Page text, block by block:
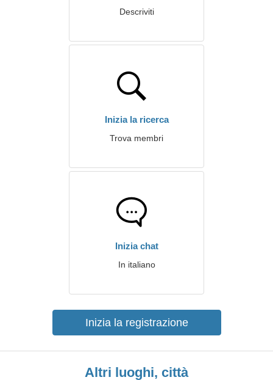
Descriviti
Inizia la ricerca
Trova membri
Inizia chat
In italiano
Inizia la registrazione
Altri luoghi, città